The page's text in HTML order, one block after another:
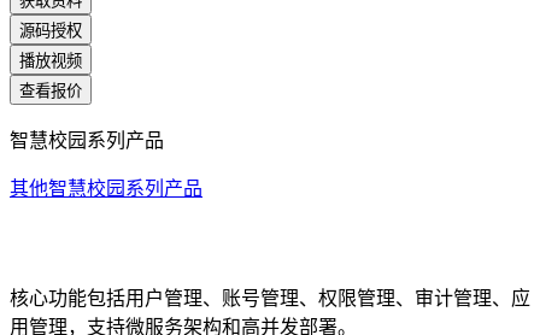
源码授权
播放视频
查看报价
智慧校园系列产品
其他智慧校园系列产品
核心功能包括用户管理、账号管理、权限管理、审计管理、应
用管理，支持微服务架构和高并发部署。